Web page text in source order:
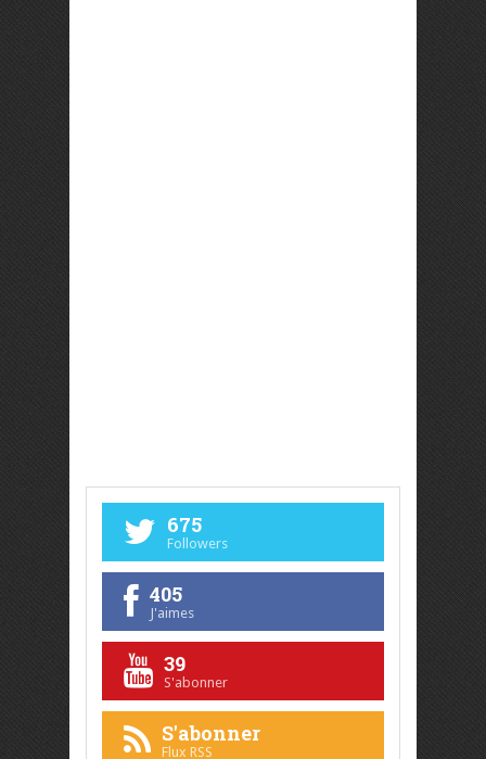
675
Followers
405
J'aimes
39
S'abonner
S'abonner
Flux RSS